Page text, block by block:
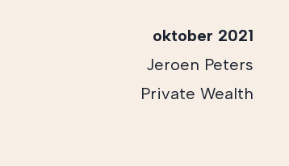
oktober 2021
Jeroen Peters
Private Wealth